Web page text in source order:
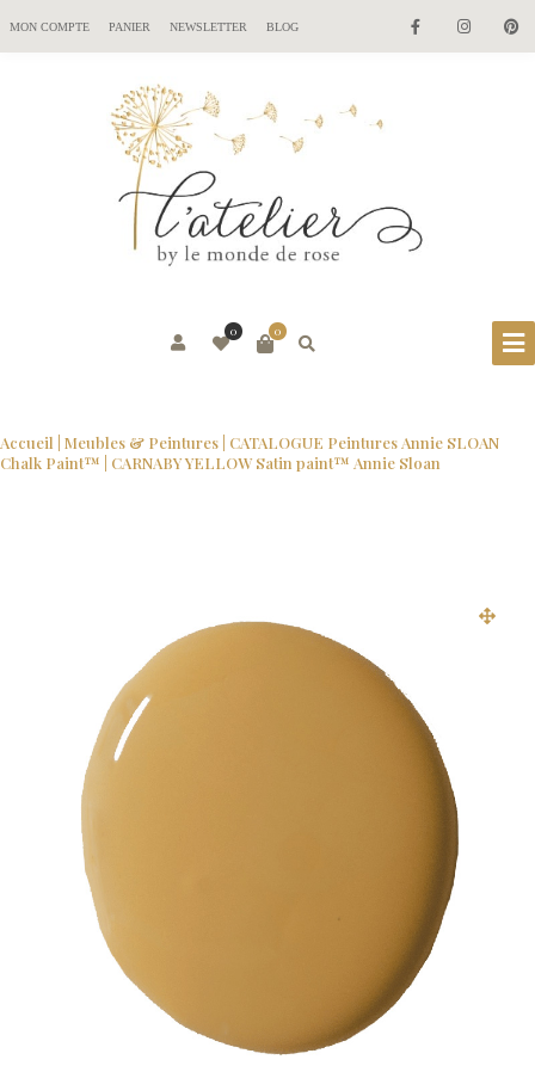
MON COMPTE PANIER NEWSLETTER BLOG
0
0
Accueil Meubles & Peintures CATALOGUE Peintures Annie SLOAN
Chalk Paint™ | CARNABY YELLOW Satin paint™ Annie Sloan